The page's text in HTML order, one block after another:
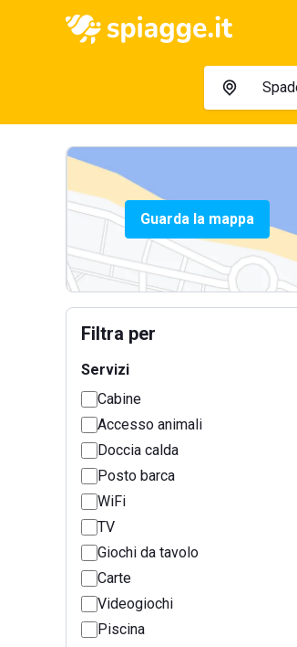
Guarda la mappa
Filtra per
Servizi
Cabine
Accesso animali
Doccia calda
Posto barca
WiFi
TV
Giochi da tavolo
Carte
Videogiochi
Piscina